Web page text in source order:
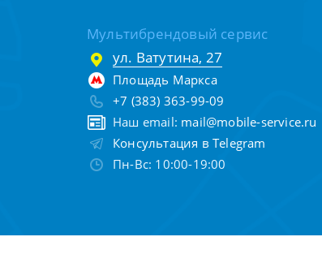
Мультибрендовый сервис
ул. Ватутина, 27
Площадь Маркса
+7 (383) 363-99-09
Наш email: mail@mobile-service.ru
Консультация в Telegram
Пн-Вс: 10:00-19:00